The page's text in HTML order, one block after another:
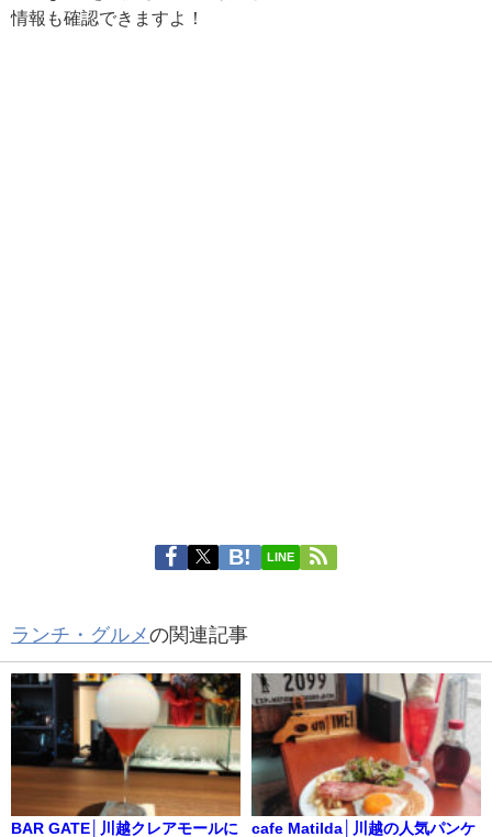
情報も確認できますよ！
LINE
ランチ・グルメの関連記事
BAR GATE│川越クレアモールに
cafe Matilda│川越の人気パンケ